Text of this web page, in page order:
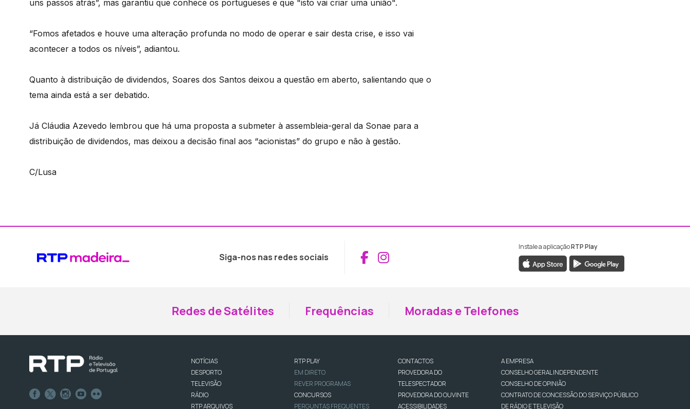
uns passos atrás”, mas garantiu que conhece os portugueses e que "isto vai criar uma união".
“Fomos afetados e houve uma alteração profunda no modo de operar e sair desta crise, e isso vai
acontecer a todos os níveis”, adiantou.
Quanto à distribuição de dividendos, Soares dos Santos deixou a questão em aberto, salientando que o
tema ainda está a ser debatido.
Já Cláudia Azevedo lembrou que há uma proposta a submeter à assembleia-geral da Sonae para a
distribuição de dividendos, mas deixou a decisão final aos “acionistas” do grupo e não à gestão.
C/Lusa
Siga-nos nas redes sociais Aceder ao Facebook da RTP Madeira
Aceder ao Instagram da RTP Madeira
Instale a aplicaçãoRTP Play
Redes de Satélites Frequências Moradas e Telefones
NOTÍCIAS
DESPORTO
TELEVISÃO
RÁDIO
RTP ARQUIVOS
RTP PLAY
EM DIRETO
REVER PROGRAMAS
CONCURSOS
PERGUNTAS FREQUENTES
CONTACTOS
PROVEDORA DO
TELESPECTADOR
PROVEDORA DO OUVINTE
ACESSIBILIDADES
A EMPRESA
CONSELHO GERAL INDEPENDENTE
CONSELHO DE OPINIÃO
CONTRATO DE CONCESSÃO DO SERVIÇO PÚBLICO
DE RÁDIO E TELEVISÃO